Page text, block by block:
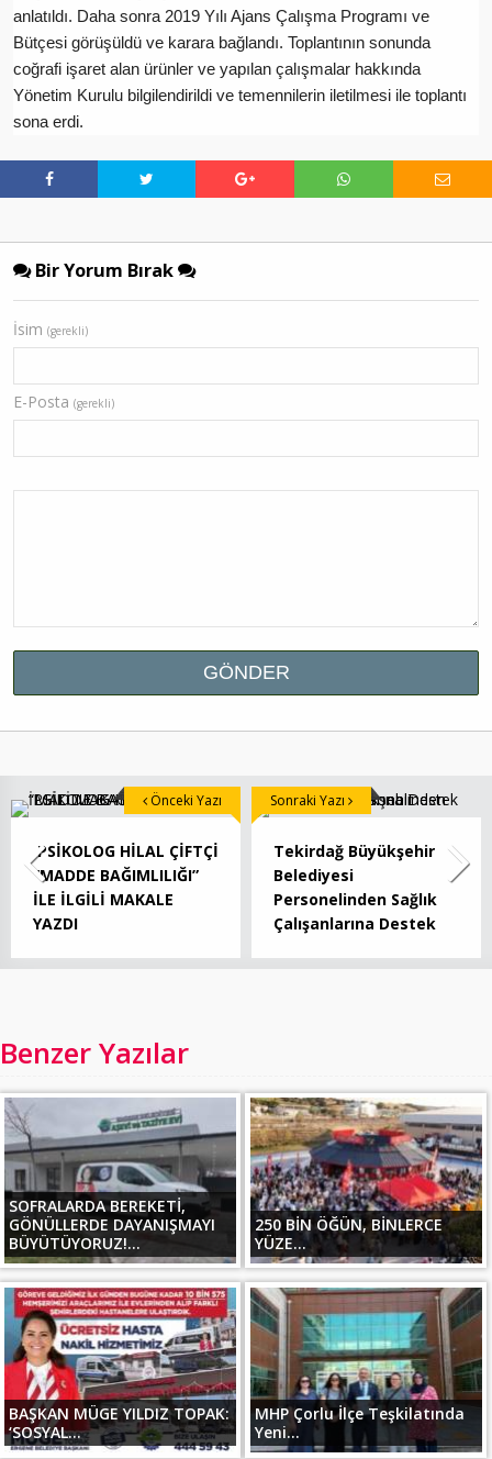
anlatıldı. Daha sonra 2019 Yılı Ajans Çalışma Programı ve
Bütçesi görüşüldü ve karara bağlandı. Toplantının sonunda
coğrafi işaret alan ürünler ve yapılan çalışmalar hakkında
Yönetim Kurulu bilgilendirildi ve temennilerin iletilmesi ile toplantı
sona erdi.
Bir Yorum Bırak
İsim (gerekli)
E-Posta (gerekli)
PSİKOLOG HİLAL ÇİFTÇİ
“MADDE BAĞIMLILIĞI”
İLE İLGİLİ MAKALE
YAZDI
Önceki Yazı
Tekirdağ Büyükşehir
Belediyesi
Personelinden Sağlık
Çalışanlarına Destek
Sonraki Yazı
Benzer Yazılar
SOFRALARDA BEREKETİ,
GÖNÜLLERDE DAYANIŞMAYI
BÜYÜTÜYORUZ!...
250 BİN ÖĞÜN, BİNLERCE
YÜZE...
BAŞKAN MÜGE YILDIZ TOPAK:
‘SOSYAL...
MHP Çorlu İlçe Teşkilatında
Yeni...